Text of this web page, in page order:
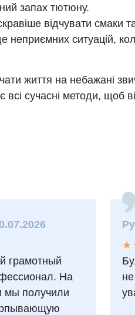
запах тютюну.
відчувати смаки
неприємних ситуацій,
життя на небажані
всі сучасні методи, щоб
грамотный
На
мы получили
★
★